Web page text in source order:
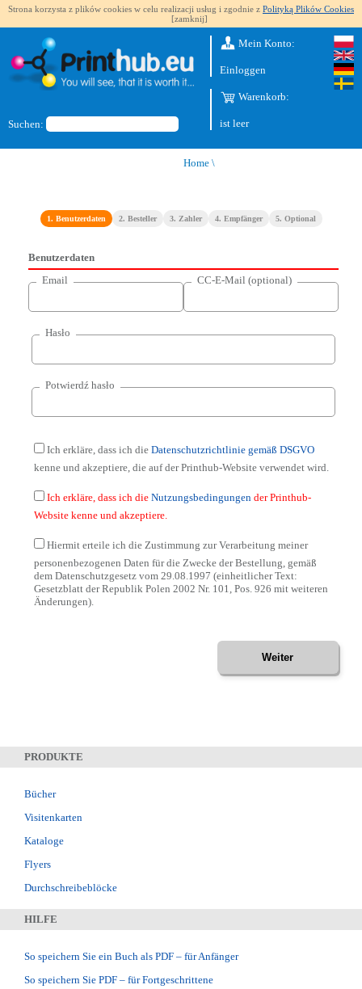
Strona korzysta z plików cookies w celu realizacji usług i zgodnie z Polityką Plików Cookies
[zamknij]
Suchen:
Mein Konto:
Einloggen
Warenkorb:
ist leer
Home\
1. Benutzerdaten 2. Besteller 3. Zahler 4. Empfänger 5. Optional
Benutzerdaten
Email
CC-E-Mail (optional)
Hasło
Potwierdź hasło
Ich erkläre, dass ich die Datenschutzrichtlinie gemäß DSGVO
kenne und akzeptiere, die auf der Printhub-Website verwendet wird.
Ich erkläre, dass ich die Nutzungsbedingungen der Printhub-
Website kenne und akzeptiere.
Hiermit erteile ich die Zustimmung zur Verarbeitung meiner
personenbezogenen Daten für die Zwecke der Bestellung, gemäß
dem Datenschutzgesetz vom 29.08.1997 (einheitlicher Text:
Gesetzblatt der Republik Polen 2002 Nr. 101, Pos. 926 mit weiteren
Änderungen).
Weiter
PRODUKTE
Bücher
Visitenkarten
Kataloge
Flyers
Durchschreibeblöcke
HILFE
So speichern Sie ein Buch als PDF – für Anfänger
So speichern Sie PDF – für Fortgeschrittene